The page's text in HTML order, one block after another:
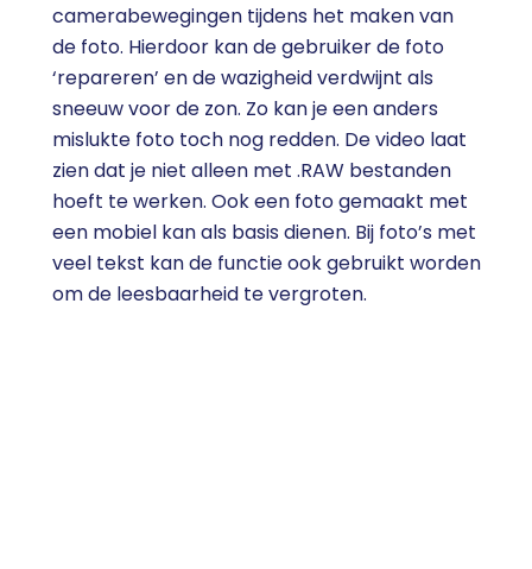
camerabewegingen tijdens het maken van
de foto. Hierdoor kan de gebruiker de foto
‘repareren’ en de wazigheid verdwijnt als
sneeuw voor de zon. Zo kan je een anders
mislukte foto toch nog redden. De video laat
zien dat je niet alleen met .RAW bestanden
hoeft te werken. Ook een foto gemaakt met
een mobiel kan als basis dienen. Bij foto’s met
veel tekst kan de functie ook gebruikt worden
om de leesbaarheid te vergroten.